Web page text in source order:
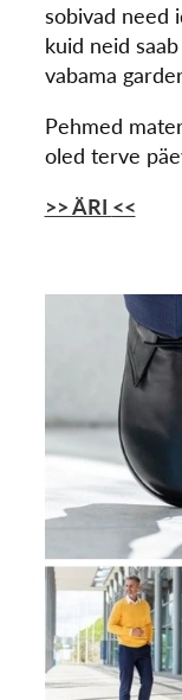
sobivad need
kuid neid
vabama
Pehmed
oled terve
>> ÄRI <<